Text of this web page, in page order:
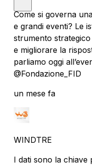
Come si governa
e grandi eventi? Le
strumento
e migliorare la
parliamo oggi
@Fondazione_FID
un mese fa
WINDTRE
I dati sono la